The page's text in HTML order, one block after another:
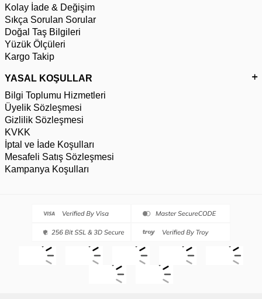
Kolay İade & Değişim
Sıkça Sorulan Sorular
Doğal Taş Bilgileri
Yüzük Ölçüleri
Kargo Takip
YASAL KOŞULLAR
Bilgi Toplumu Hizmetleri
Üyelik Sözleşmesi
Gizlilik Sözleşmesi
KVKK
İptal ve İade Koşulları
Mesafeli Satış Sözleşmesi
Kampanya Koşulları